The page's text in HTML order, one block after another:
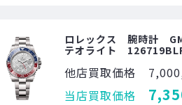
ロレックス 腕時計
テオライト
他店買取価格
当店買取価格